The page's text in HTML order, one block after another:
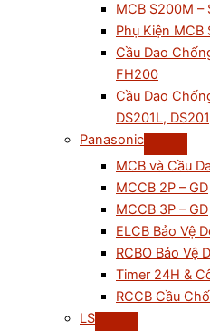
MCB S200M –
Phụ Kiện MCB
Cầu Dao
FH200
Cầu Dao
DS201L,
Panasonic
MCB và Cầu
MCCB 2P – GD
MCCB 3P – GD
ELCB Bảo Vệ
RCBO Bảo Vệ
Timer 24H &
RCCB Cầu
LS